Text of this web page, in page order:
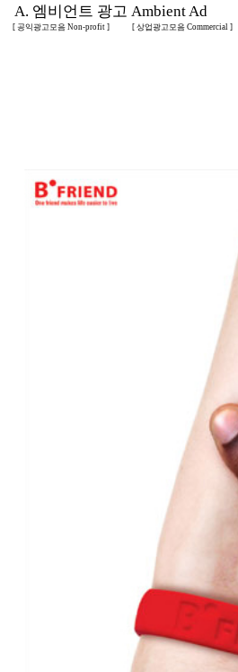
A. 엠비언트 광고 Ambient Ad
[ 공익광고모음 Non-profit ] [ 상업광고모음 Commercial ]